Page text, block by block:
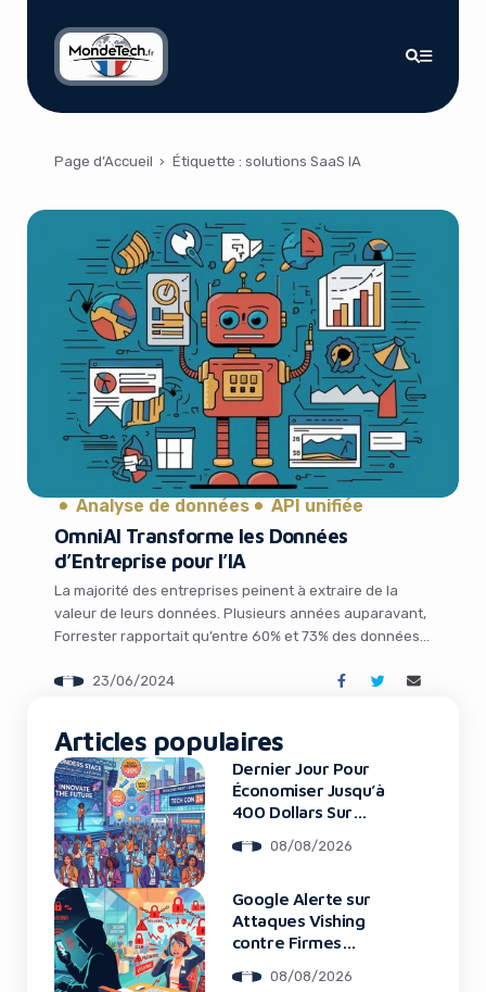
Page d’Accueil › Étiquette : solutions SaaS IA
Analyse de données API unifiée
OmniAI Transforme les Données
d’Entreprise pour l’IA
La majorité des entreprises peinent à extraire de la
valeur de leurs données. Plusieurs années auparavant,
Forrester rapportait qu’entre 60% et 73% des données
pour l’analyse. C’est parce que les données sont
difficile – voire impossible – […]
23/06/2024
Articles populaires
Dernier Jour Pour
Économiser Jusqu’à
400 Dollars Sur
202608/08/2026
Google Alerte sur
Attaques Vishing
contre Firmes
08/08/2026
using an ad-blocker!